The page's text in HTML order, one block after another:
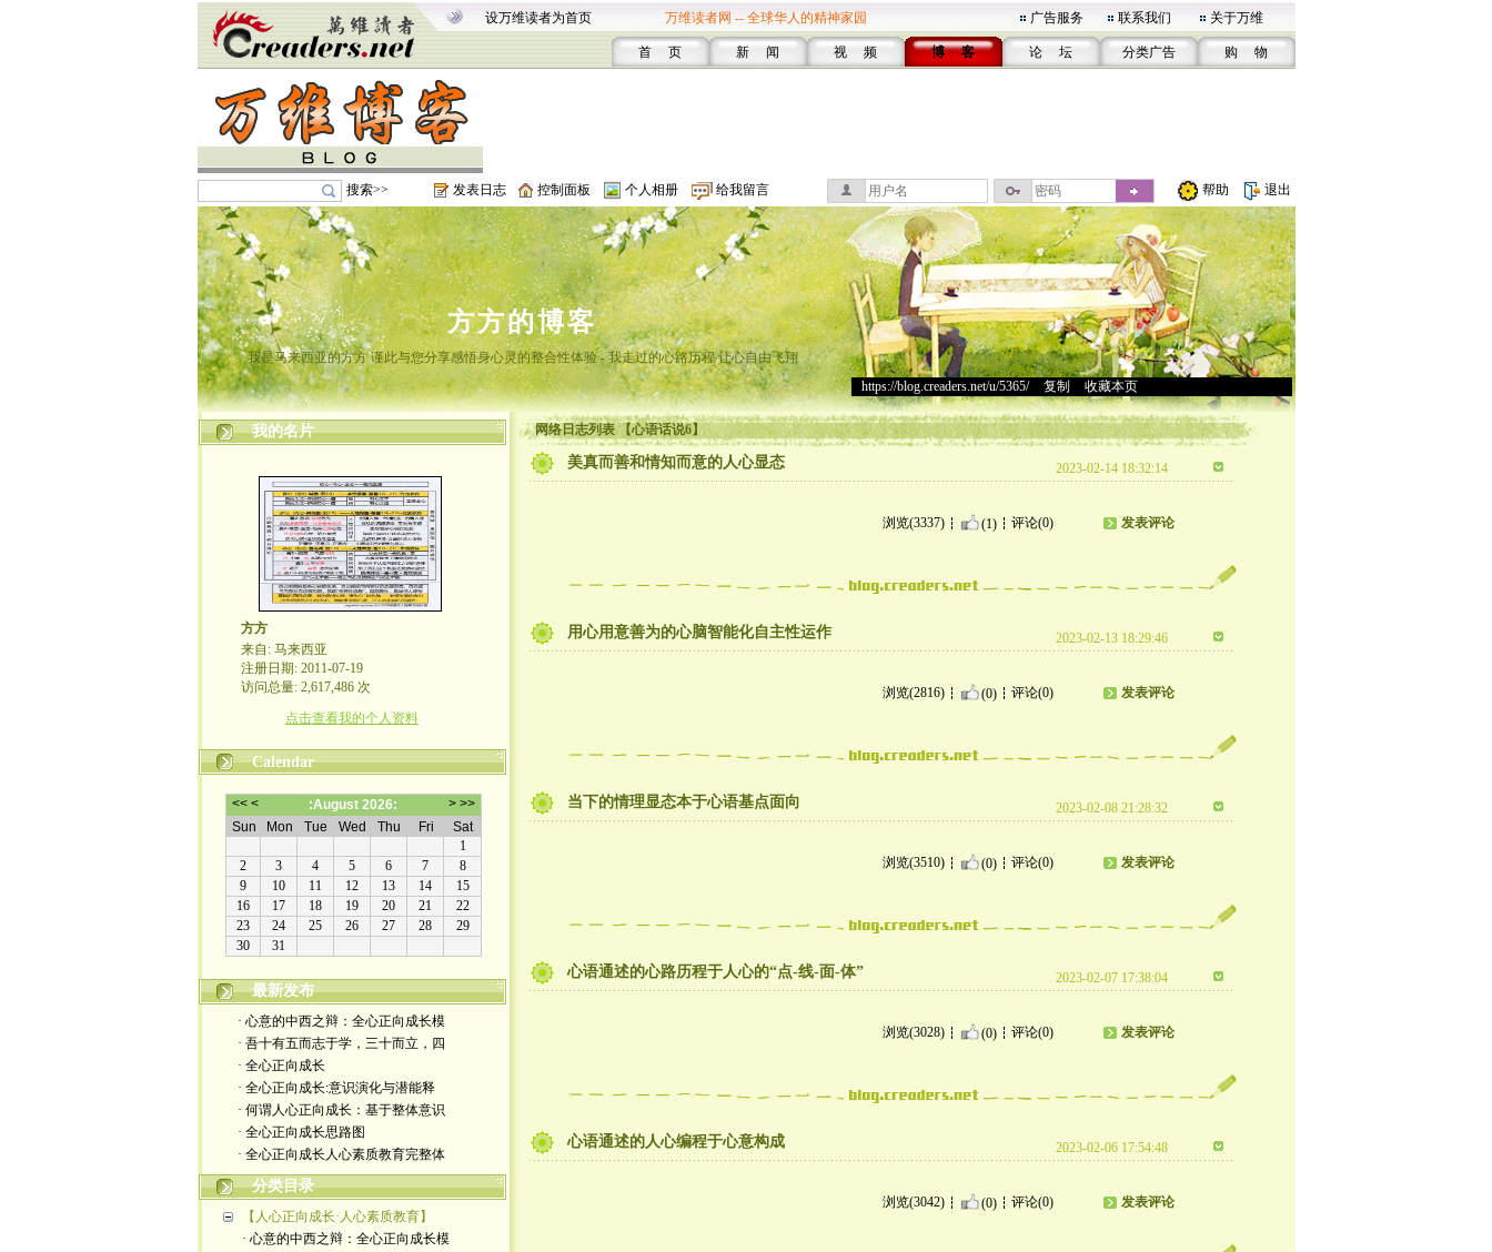
设万维读者为首页 万维读者网 -- 全球华人的精神家园 广告服务 联系我们 关于万维
首 页 新 闻 视 频 博 客 论 坛 分类广告 购 物
搜索>> 发表日志 控制面板 个人相册 给我留言 帮助 退出
方方的博客
我是马来西亚的方方 谨此与您分享感悟身心灵的整合性体验 - 我走过的心路历程 让心自由飞翔
https://blog.creaders.net/u/5365/> 复制 收藏本页
我的名片
方方
来自: 马来西亚
注册日期: 2011-07-19
访问总量: 2,617,486 次
点击查看我的个人资料
Calendar
最新发布
· 心意的中西之辩：全心正向成长模
· 吾十有五而志于学，三十而立，四
· 全心正向成长
· 全心正向成长:意识演化与潜能释
· 何谓人心正向成长：基于整体意识
· 全心正向成长思路图
· 全心正向成长人心素质教育完整体
分类目录
【人心正向成长·人心素质教育】
· 心意的中西之辩：全心正向成长模
网络日志列表 【心语话说6】
美真而善和情知而意的人心显态 2023-02-14 18:32:14
浏览(3337) (1) 评论(0) 发表评论
用心用意善为的心脑智能化自主性运作 2023-02-13 18:29:46
浏览(2816) (0) 评论(0) 发表评论
当下的情理显态本于心语基点面向 2023-02-08 21:28:32
浏览(3510) (0) 评论(0) 发表评论
心语通述的心路历程于人心的“点-线-面-体” 2023-02-07 17:38:04
浏览(3028) (0) 评论(0) 发表评论
心语通述的人心编程于心意构成 2023-02-06 17:54:48
浏览(3042) (0) 评论(0) 发表评论